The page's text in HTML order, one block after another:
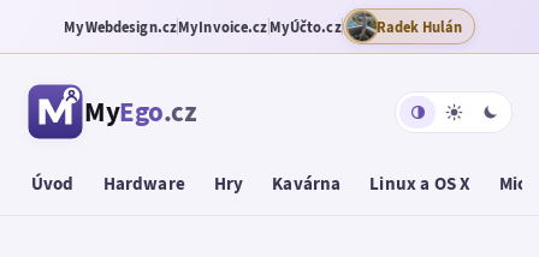
MyWebdesign.czMyInvoice.czMyÚčto.cz Radek Hulán
MyEgo.cz
Úvod Hardware Hry Kavárna Linux a OS X